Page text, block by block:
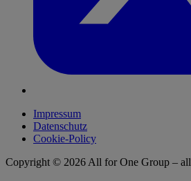
Impressum
Datenschutz
Cookie-Policy
Copyright © 2026 All for One Group –